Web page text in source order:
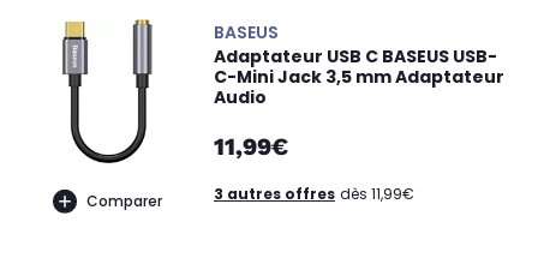
Comparer
BASEUS
Adaptateur USB C BASEUS USB-
C-Mini Jack 3,5 mm Adaptateur
Audio
11,99€
3 autres offres dès 11,99€